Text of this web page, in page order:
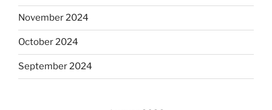
November 2024
October 2024
September 2024